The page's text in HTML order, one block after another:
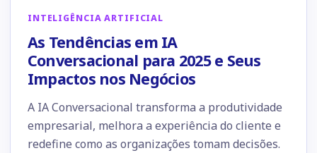
INTELIGÊNCIA ARTIFICIAL
As Tendências em IA
Conversacional para 2025 e Seus
Impactos nos Negócios
A IA Conversacional transforma a produtividade
empresarial, melhora a experiência do cliente e
redefine como as organizações tomam decisões.